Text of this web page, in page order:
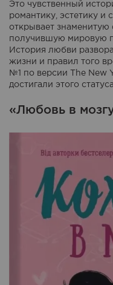
Это чувственный
романтику, эстетику и
открывает
получившую мировую
История любви
жизни и правил того
№1 по версии The New
достигали этого
«Любовь в